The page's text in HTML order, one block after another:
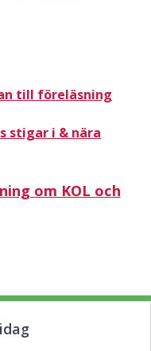
till föreläsning
stigar i & nära
om KOL och